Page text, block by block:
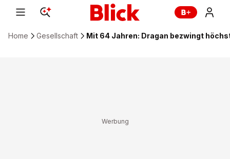
Home Gesellschaft Mit 64 Jahren: Dragan bezwingt